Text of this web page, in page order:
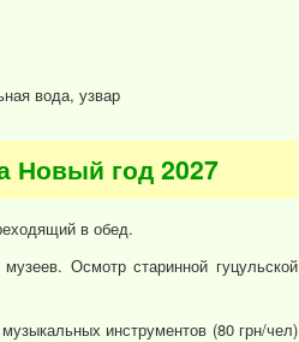
вода, узвар
Новый год 2027
в обед.
Осмотр старинной гуцульской
инструментов (80 грн/чел)